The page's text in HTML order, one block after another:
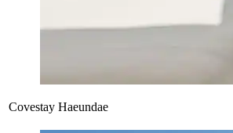
Covestay Haeundae